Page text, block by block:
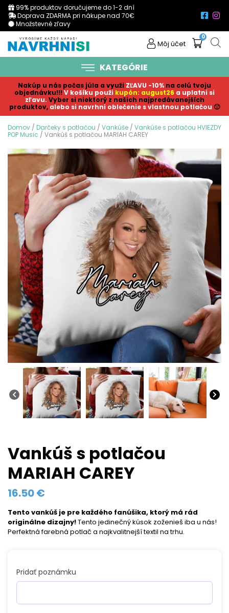
99% produktov doručujeme do 1-2 dní
Doprava ZDARMA pri nákupe nad 70€
Množstevné zľavy
Môj účet
0
KATEGÓRIE
Nakúp u nás počas júla a využi ZĽAVU -10% na celú tvoju
objednávku!!! V košíku použi kupón: august26 a uplatni si
zľavu. Vyber si niektorý z našich najpredávanejších
produktov, alebo si navrhni oblečenie s vlastnou potlačou 🙂
Domov / Darčeky s potlačou / Vankúše / Vankúše s potlačou HVIEZDY
POP Music / Vankúš s potlačou MARIAH CAREY
Vankúš s potlačou
MARIAH CAREY
16.50€
Tento vankúš je pre každého fanúšika, ktorý má rád
originálne dizajny!Tento jedinečný kúsok zoženieš iba u nás!
Perfektná farebná potlač a najkvalitnejší textil na trhu.
Pridať poznámku